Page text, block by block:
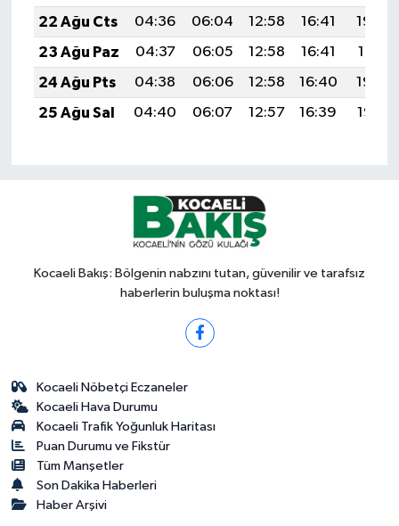
22 Ağu Cts
04:36 06:04 12:58 16:41
19:42
23 Ağu Paz
04:37 06:05 12:58 16:41
19:41
24 Ağu Pts
04:38 06:06 12:58 16:40
19:39
25 Ağu Sal
04:40 06:07 12:57 16:39 19:38
Kocaeli Bakış: Bölgenin nabzını tutan, güvenilir ve tarafsız
haberlerin buluşma noktası!
Kocaeli Nöbetçi Eczaneler
Kocaeli Hava Durumu
Kocaeli Trafik Yoğunluk Haritası
Puan Durumu ve Fikstür
Tüm Manşetler
Son Dakika Haberleri
Haber Arşivi